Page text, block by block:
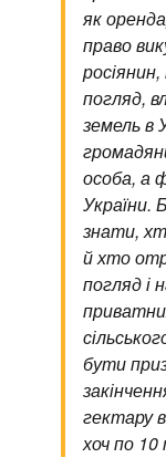
як
право
погляд,
земель в
особа, а
України.
знати,
й хто
погляд і
бути
гектару
хоч по 10